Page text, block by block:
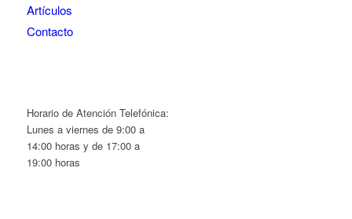
Artículos
Contacto
Horario de Atención Telefónica:
Lunes a viernes de 9:00 a
14:00 horas y de 17:00 a
19:00 horas